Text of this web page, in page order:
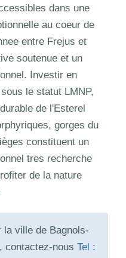
dans une
au coeur de
entre Frejus et
soutenue et un
Investir en
le statut LMNP,
de l'Esterel
gorges du
constituent un
tres recherche
de la nature
la ville de Bagnols-
contactez-nous Tel :